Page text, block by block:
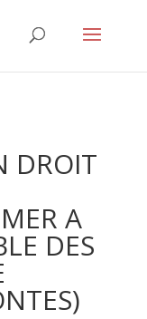
DROIT
A
DES